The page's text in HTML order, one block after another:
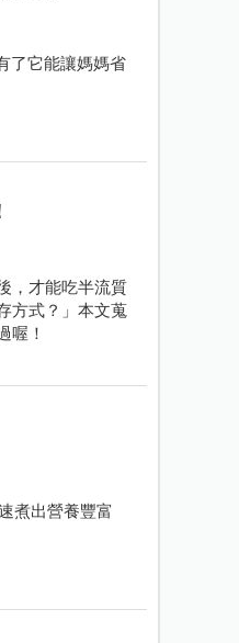
了它能讓媽媽省
，才能吃半流質
方式？」本文蒐
喔！
煮出營養豐富